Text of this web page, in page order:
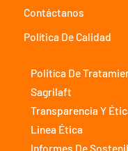
Contáctanos
Política De Calidad
Politíca De
Sagrilaft
Transparencia Y
Linea Ética
Informes De